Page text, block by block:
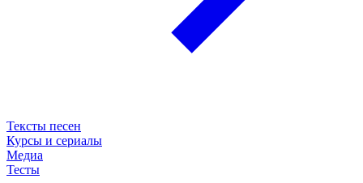
Тексты песен
Курсы и сериалы
Медиа
Тесты